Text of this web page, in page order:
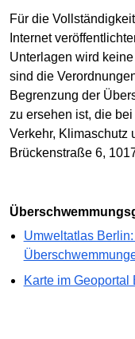
Für die
Internet
Unterlagen wird
sind die
Begrenzung der
zu ersehen ist, die
Verkehr, Klimaschutz
Brückenstraße 6,
Umweltatlas
Karte im Geoportal